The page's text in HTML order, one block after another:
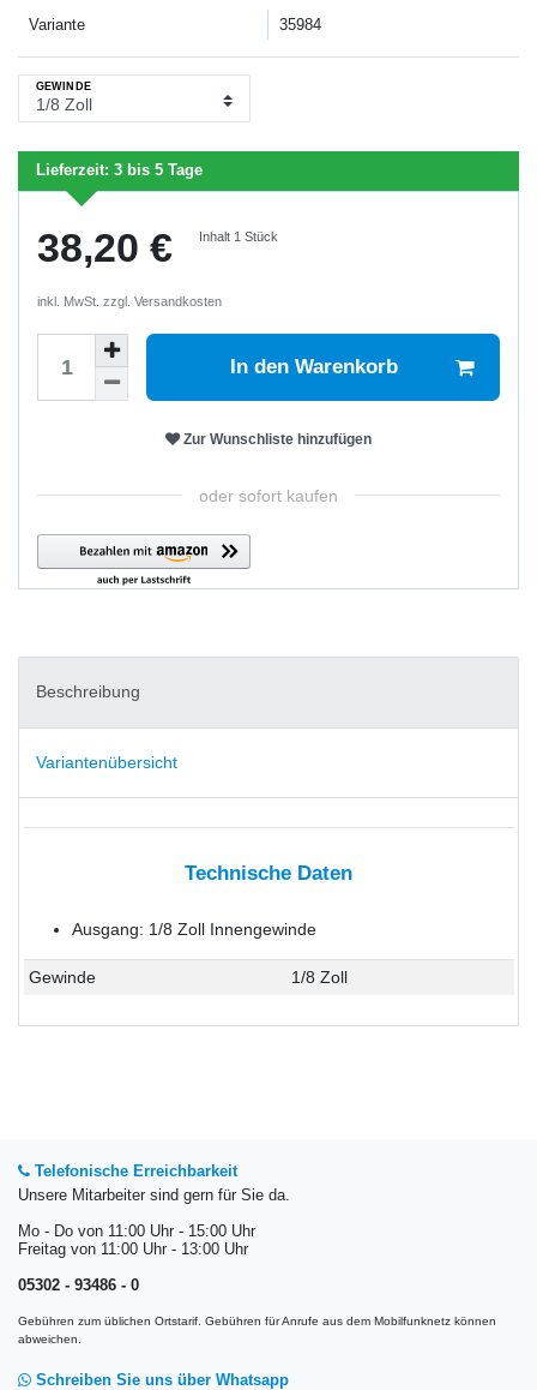
Variante 35984
GEWINDE
Lieferzeit: 3 bis 5 Tage
38,20 € Inhalt 1Stück
inkl. MwSt. zzgl. Versandkosten
In den Warenkorb
Zur Wunschliste hinzufügen
oder sofort kaufen
Beschreibung
Variantenübersicht
Technische Daten
Ausgang: 1/8 Zoll Innengewinde
Gewinde 1/8 Zoll
Telefonische Erreichbarkeit
Unsere Mitarbeiter sind gern für Sie da.
Mo - Do von 11:00 Uhr - 15:00 Uhr
Freitag von 11:00 Uhr - 13:00 Uhr
05302 - 93486 - 0
Gebühren zum üblichen Ortstarif. Gebühren für Anrufe aus dem Mobilfunknetz können
abweichen.
Schreiben Sie uns über Whatsapp